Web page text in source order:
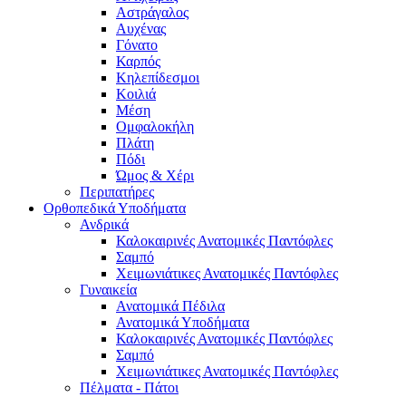
Αστράγαλος
Αυχένας
Γόνατο
Καρπός
Κηλεπίδεσμοι
Κοιλιά
Μέση
Ομφαλοκήλη
Πλάτη
Πόδι
Ώμος & Χέρι
Περιπατήρες
Ορθοπεδικά Υποδήματα
Ανδρικά
Καλοκαιρινές Ανατομικές Παντόφλες
Σαμπό
Χειμωνιάτικες Ανατομικές Παντόφλες
Γυναικεία
Ανατομικά Πέδιλα
Ανατομικά Υποδήματα
Καλοκαιρινές Ανατομικές Παντόφλες
Σαμπό
Χειμωνιάτικες Ανατομικές Παντόφλες
Πέλματα - Πάτοι